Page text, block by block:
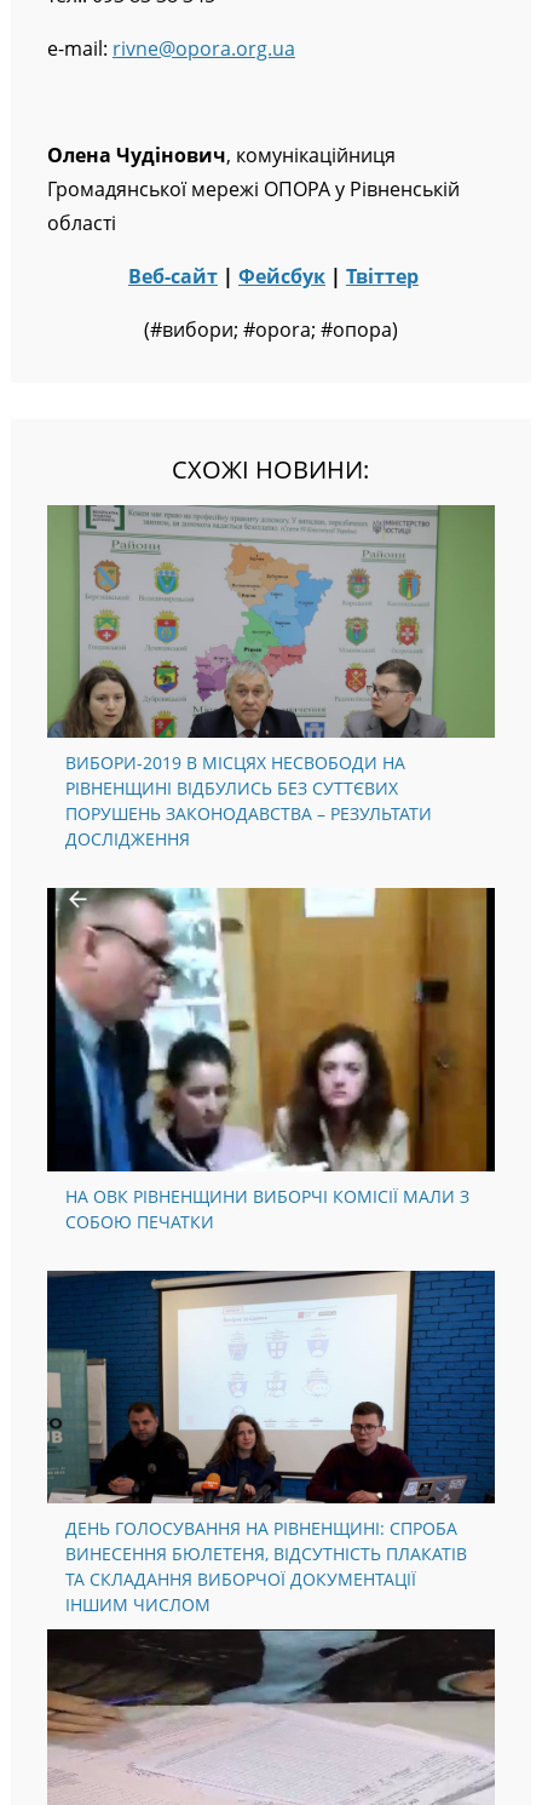
e-mail: rivne@opora.org.ua
Олена Чудінович, комунікаційниця
Громадянської мережі ОПОРА у Рівненській
області
Веб-сайт| Фейсбук| Твіттер
(#вибори; #opora; #опора)
СХОЖІ НОВИНИ:
ВИБОРИ-2019 В МІСЦЯХ НЕСВОБОДИ НА
РІВНЕНЩИНІ ВІДБУЛИСЬ БЕЗ СУТТЄВИХ
ПОРУШЕНЬ ЗАКОНОДАВСТВА – РЕЗУЛЬТАТИ
ДОСЛІДЖЕННЯ
НА ОВК РІВНЕНЩИНИ ВИБОРЧІ КОМІСІЇ МАЛИ З
СОБОЮ ПЕЧАТКИ
ДЕНЬ ГОЛОСУВАННЯ НА РІВНЕНЩИНІ: СПРОБА
ВИНЕСЕННЯ БЮЛЕТЕНЯ, ВІДСУТНІСТЬ ПЛАКАТІВ
ТА СКЛАДАННЯ ВИБОРЧОЇ ДОКУМЕНТАЦІЇ
ІНШИМ ЧИСЛОМ